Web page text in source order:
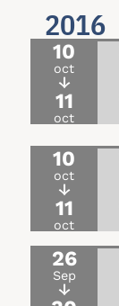
2016
10
oct
↓
11
oct
10
oct
↓
11
oct
26
Sep
↓